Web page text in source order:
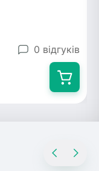
0 відгуків